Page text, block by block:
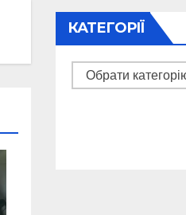
КАТЕГОРІЇ
Категорії